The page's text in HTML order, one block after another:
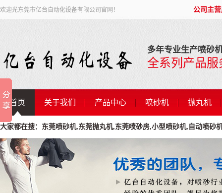
欢迎光东莞市亿台自动化设备有限公司官网！ 公司主
多年专业生产喷砂
全系列产品
首页 关于我们 产品中心 喷砂机 抛丸机
大家都在搜：东莞喷砂机,东莞抛丸机,东莞喷砂房,小型喷砂机,自动喷